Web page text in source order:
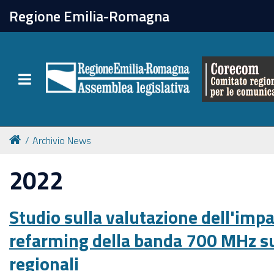
Regione Emilia-Romagna
Toggle navigation
chiudi
Le attività
Archivio News
2022
Studio sulla valutazione
refarming della banda 700 MHz
regionali